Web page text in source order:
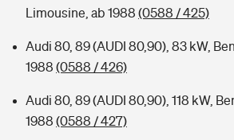
Limousine, ab 1988 (0588 / 425)
Audi 80, 89 (AUDI 80,90), 83 kW,
1988 (0588 / 426)
Audi 80, 89 (AUDI 80,90), 118 kW,
1988 (0588 / 427)